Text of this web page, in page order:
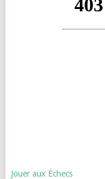
Jouer aux Échecs